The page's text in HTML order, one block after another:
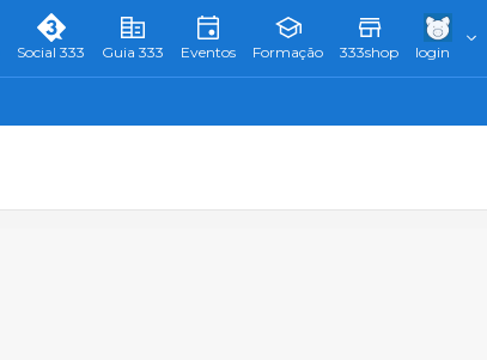
Social 333 Guia 333 Eventos Formação 333shop login